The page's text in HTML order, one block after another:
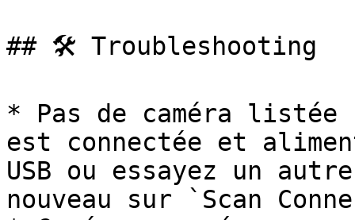
## 🛠️ Troubleshooting
* Pas de caméra
est connectée et
USB ou essayez un
nouveau sur `Scan